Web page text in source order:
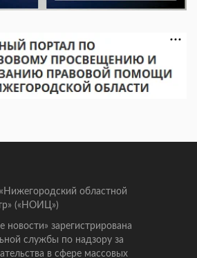
областной
(«НОИЦ»)
новости» зарегистрирована
службы по надзору за
в сфере массовых